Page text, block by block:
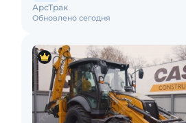
Обновлено сегодня
АрсТрак